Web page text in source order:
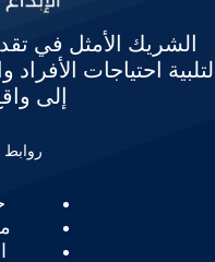
الشريك الأمثل في
لتلبية احتياجات
إلى